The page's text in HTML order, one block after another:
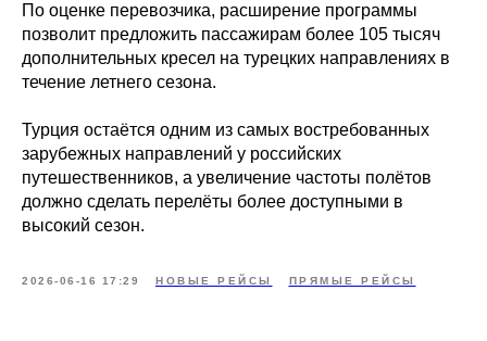
По оценке перевозчика, расширение программы
позволит предложить пассажирам более 105 тысяч
дополнительных кресел на турецких направлениях в
течение летнего сезона.
Турция остаётся одним из самых востребованных
зарубежных направлений у российских
путешественников, а увеличение частоты полётов
должно сделать перелёты более доступными в
высокий сезон.
2026-06-16 17:29 НОВЫЕ РЕЙСЫ ПРЯМЫЕ РЕЙСЫ